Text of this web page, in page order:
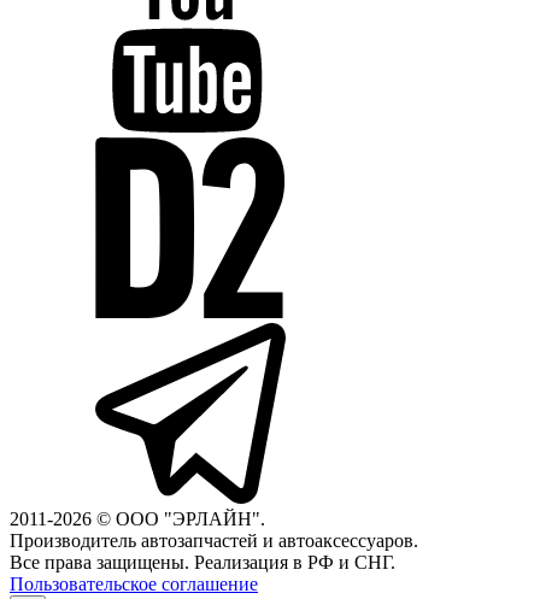
2011-2026 © ООО "ЭРЛАЙН".
Производитель автозапчастей и автоаксессуаров.
Все права защищены. Реализация в РФ и СНГ.
Пользовательское соглашение